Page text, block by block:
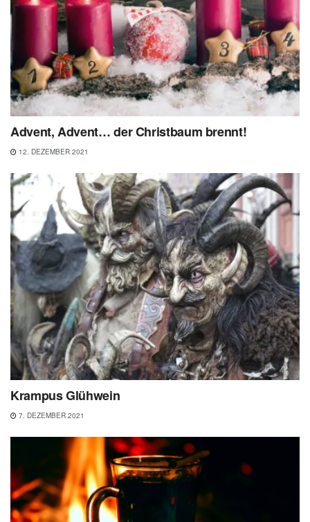
Advent, Advent… der Christbaum brennt!
12. DEZEMBER 2021
Krampus Glühwein
7. DEZEMBER 2021